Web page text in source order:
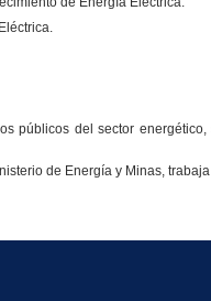
públicos del sector
de Energía y Minas,